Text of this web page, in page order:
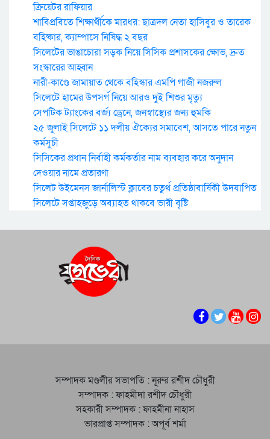
ক্রিয়েটর রাফিয়ার
শাবিপ্রবিতে শিক্ষার্থীকে মারধর: ছাত্রদল নেতা হাসিবুর ও তারেক
বহিষ্কার, ক্যাম্পাসে নিষিদ্ধ ২ বছর
সিলেটের ভাঙাচোরা সড়ক নিয়ে সিসিক প্রশাসকের ক্ষোভ, দ্রুত
সংস্কারের আহ্বান
নারী-কাণ্ডে জামায়াত থেকে বহিস্কার এমপি গাজী নজরুল
সিলেটে হামের উপসর্গ নিয়ে আরও দুই শিশুর মৃত্যু
সেপটিক ট্যাংকের বর্জ্য ড্রেনে, জনস্বাস্থ্যের জন্য হুমকি
২৫ জুলাই সিলেটে ১১ দলীয় ঐক্যের সমাবেশ, আসতে পারে নতুন
কর্মসুচী
সিসিকের প্রধান নির্বাহী কর্মকর্তার নাম ব্যবহার করে অনুদান
দেওয়ার নামে প্রতারণা
সিলেট উইমেনস জার্নালিস্ট ক্লাবের চতুর্থ প্রতিষ্ঠাবার্ষিকী উদযাপিত
সিলেটে সপ্তাহজুড়ে অব্যাহত থাকবে ভারী বৃষ্টি
সম্পাদক মণ্ডলীর সভাপতি : নূরুর রশীদ চৌধুরী
সম্পাদক : ফাহমীদা রশীদ চৌধুরী
সহকারী সম্পাদক : ফাহমীনা নাহাস
ভারপ্রাপ্ত সম্পাদক : অপূর্ব শর্মা